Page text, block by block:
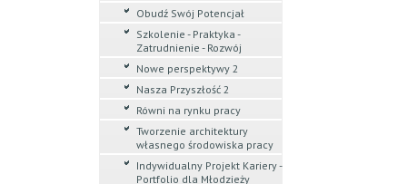
Obudź Swój Potencjał
Szkolenie - Praktyka -
Zatrudnienie - Rozwój
Nowe perspektywy 2
Nasza Przyszłość 2
Równi na rynku pracy
Tworzenie architektury
własnego środowiska pracy
Indywidualny Projekt Kariery -
Portfolio dla Młodzieży